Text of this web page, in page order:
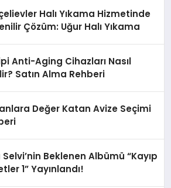
Halı Yıkama Hizmetinde
Çözüm: Uğur Halı Yıkama
Anti-Aging Cihazları Nasıl
Satın Alma Rehberi
Değer Katan Avize Seçimi
Beklenen Albümü “Kayıp
1” Yayınlandı!